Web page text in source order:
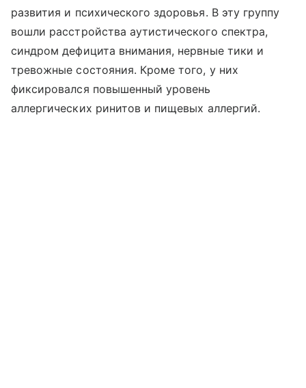
развития и психического здоровья. В эту группу
вошли расстройства аутистического спектра,
синдром дефицита внимания, нервные тики и
тревожные состояния. Кроме того, у них
фиксировался повышенный уровень
аллергических ринитов и пищевых аллергий.